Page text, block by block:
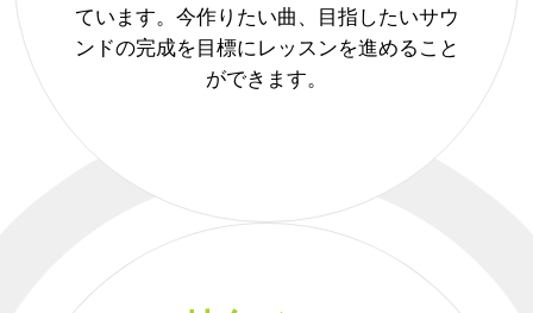
ています。今作りたい曲、目指したいサウ
ンドの完成を目標にレッスンを進めること
ができます。